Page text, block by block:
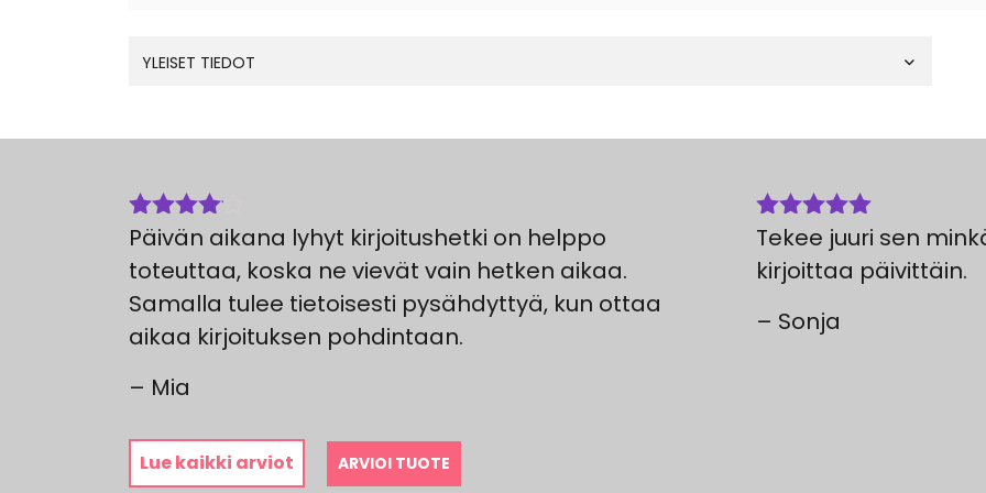
YLEISET TIEDOT
Arvostelu
tuotteesta:
4/ 5
Päivän aikana lyhyt kirjoitushetki on helppo
toteuttaa, koska ne vievät vain hetken aikaa.
Samalla tulee tietoisesti pysähdyttyä, kun ottaa
aikaa kirjoituksen pohdintaan.
– Mia
Arvostelu
tuotteesta:
5/ 5
Tekee juuri sen
kirjoittaa päivittäin.
– Sonja
Lue kaikki arviot ARVIOI TUOTE